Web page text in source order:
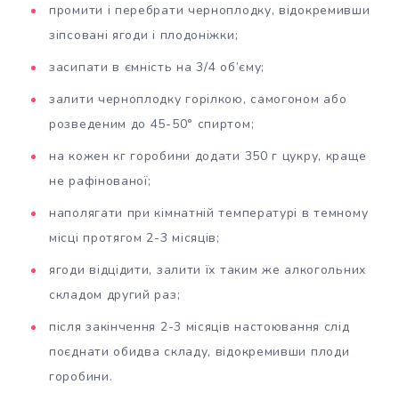
промити і перебрати черноплодку, відокремивши
зіпсовані ягоди і плодоніжки;
засипати в ємність на 3/4 об’єму;
залити черноплодку горілкою, самогоном або
розведеним до 45-50° спиртом;
на кожен кг горобини додати 350 г цукру, краще
не рафінованої;
наполягати при кімнатній температурі в темному
місці протягом 2-3 місяців;
ягоди відцідити, залити їх таким же алкогольних
складом другий раз;
після закінчення 2-3 місяців настоювання слід
поєднати обидва складу, відокремивши плоди
горобини.